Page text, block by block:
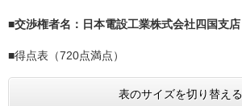
■交渉権者名：日本電設工業株式会社四国支店
■得点表（720点満点）
表のサイズを切り替える